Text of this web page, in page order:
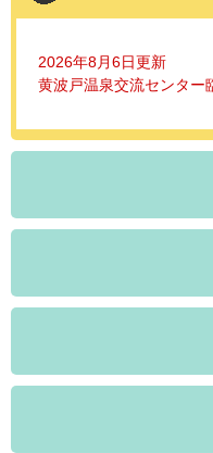
2026年8月6日更新
黄波戸温泉交流センター